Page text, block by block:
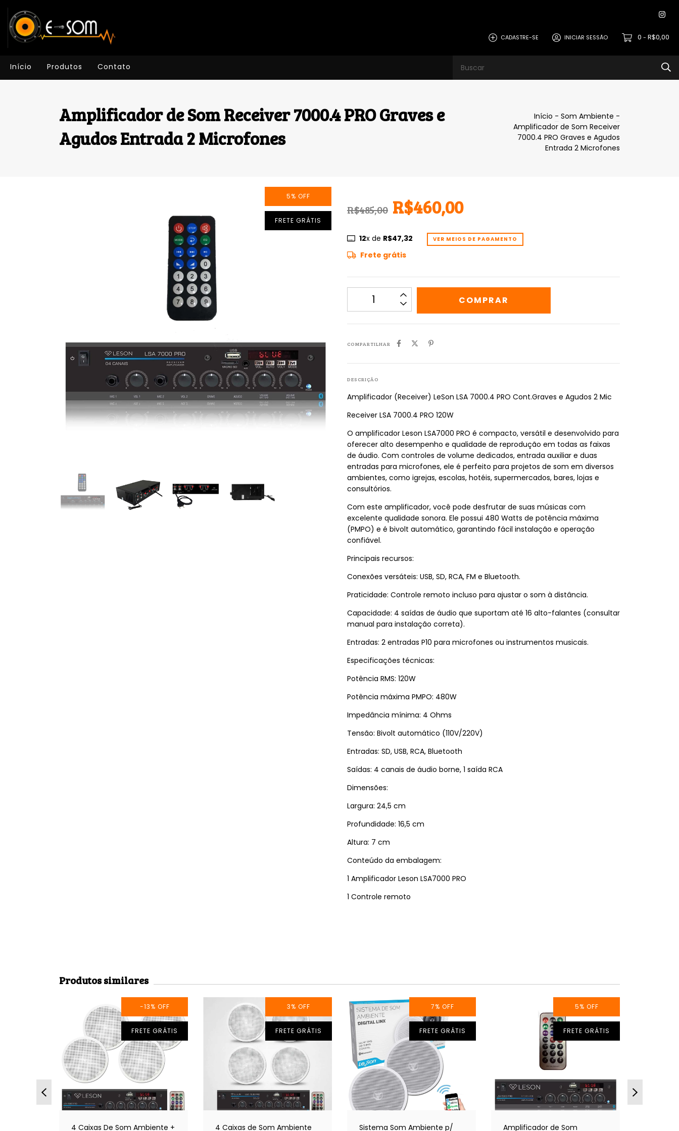
CADASTRE-SE INICIAR SESSÃO 0 - R$0,00
Início Produtos Contato
Amplificador de Som Receiver 7000.4 PRO Graves e
Agudos Entrada 2 Microfones
Início - Som Ambiente -
Amplificador de Som Receiver
7000.4 PRO Graves e Agudos
Entrada 2 Microfones
5% OFF
FRETE GRÁTIS
R$485,00 R$460,00
12x de R$47,32 VER MEIOS DE PAGAMENTO
Frete grátis
COMPARTILHAR
DESCRIÇÃO
Amplificador (Receiver) LeSon LSA 7000.4 PRO Cont.Graves e Agudos 2 Mic
Receiver LSA 7000.4 PRO 120W
O amplificador Leson LSA7000 PRO é compacto, versátil e desenvolvido para
oferecer alto desempenho e qualidade de reprodução em todas as faixas
de áudio. Com controles de volume dedicados, entrada auxiliar e duas
entradas para microfones, ele é perfeito para projetos de som em diversos
ambientes, como igrejas, escolas, hotéis, supermercados, bares, lojas e
consultórios.
Com este amplificador, você pode desfrutar de suas músicas com
excelente qualidade sonora. Ele possui 480 Watts de potência máxima
(PMPO) e é bivolt automático, garantindo fácil instalação e operação
confiável.
Principais recursos:
Conexões versáteis: USB, SD, RCA, FM e Bluetooth.
Praticidade: Controle remoto incluso para ajustar o som à distância.
Capacidade: 4 saídas de áudio que suportam até 16 alto-falantes (consultar
manual para instalação correta).
Entradas: 2 entradas P10 para microfones ou instrumentos musicais.
Especificações técnicas:
Potência RMS: 120W
Potência máxima PMPO: 480W
Impedância mínima: 4 Ohms
Tensão: Bivolt automático (110V/220V)
Entradas: SD, USB, RCA, Bluetooth
Saídas: 4 canais de áudio borne, 1 saída RCA
Dimensões:
Largura: 24,5 cm
Profundidade: 16,5 cm
Altura: 7 cm
Conteúdo da embalagem:
1 Amplificador Leson LSA7000 PRO
1 Controle remoto
Produtos similares
-13% OFF
FRETE GRÁTIS
4 Caixas De Som Ambiente +
3% OFF
FRETE GRÁTIS
4 Caixas de Som Ambiente
7% OFF
FRETE GRÁTIS
Sistema Som Ambiente p/
5% OFF
FRETE GRÁTIS
Amplificador de Som